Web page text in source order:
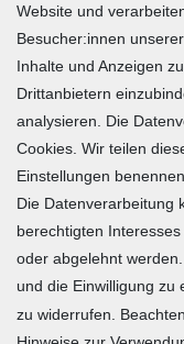
Zahlung und Versand
Widerrufsrecht
Warenkorb
Zur Kasse
Mein Konto
Registrieren
Login
Vertrag widerrufen
Website und
Besucher:innen
Inhalte und Anzeigen
Drittanbietern
analysieren. Die
Cookies. Wir teilen
Einstellungen benennen.
Die Datenverarbeitung
berechtigten
oder abgelehnt
und die Einwilligung zu
zu widerrufen.